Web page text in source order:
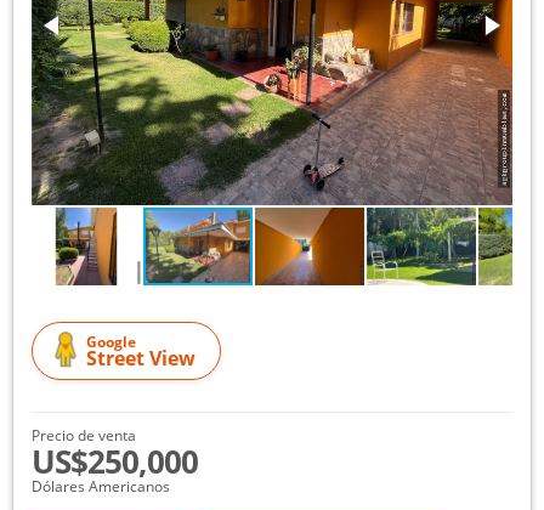
Google
Street View
Precio de venta
US$250,000
Dólares Americanos